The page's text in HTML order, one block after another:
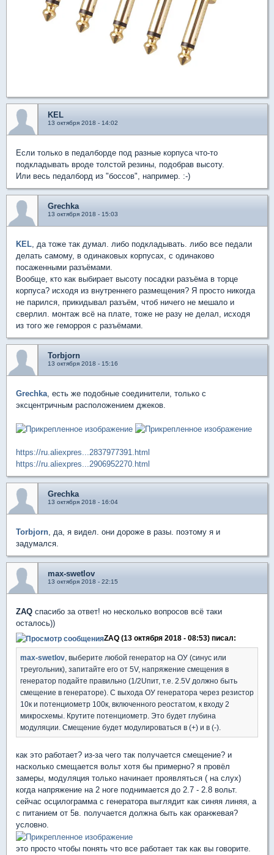
KEL
13 октября 2018 - 14:02
Если только в педалборде под разные корпуса что-то
подкладывать вроде толстой резины, подобрав высоту.
Или весь педалборд из "боссов", например. :-)
Grechka
13 октября 2018 - 15:03
KEL , да тоже так думал. либо подкладывать. либо все педали
делать самому, в одинаковых корпусах, с одинаково
посаженными разъёмами.
Вообще, кто как выбирает высоту посадки разъёма в торце
корпуса? исходя из внутреннего размещения? Я просто никогда
не парился, прикидывал разъём, чтоб ничего не мешало и
сверлил. монтаж всё на плате, тоже не разу не делал, исходя
из того же геморроя с разъёмами.
Torbjorn
13 октября 2018 - 15:16
Grechka , есть же подобные соединители, только с
эксцентричным расположением джеков.
https://ru.aliexpres...2837977391.html
https://ru.aliexpres...2906952270.html
Grechka
13 октября 2018 - 16:04
Torbjorn , да, я видел. они дороже в разы. поэтому я и
задумался.
max-swetlov
13 октября 2018 - 22:15
ZAQ спасибо за ответ! но несколько вопросов всё таки
осталось))
ZAQ (13 октября 2018 - 08:53) писал:
max-swetlov , выберите любой генератор на ОУ (синус или
треугольник), запитайте его от 5V, напряжение смещения в
генератор подайте правильно (1/2Uпит, т.е. 2.5V должно быть
смещение в генераторе). С выхода ОУ генератора через резистор
10к и потенциометр 100к, включенного реостатом, к входу 2
микросхемы. Крутите потенциометр. Это будет глубина
модуляции. Смещение будет модулироваться в (+) и в (-).
как это работает? из-за чего так получается смещение? и
насколько смещается вольт хотя бы примерно? я провёл
замеры, модуляция только начинает проявляться ( на слух)
когда напряжение на 2 ноге поднимается до 2.7 - 2.8 вольт.
сейчас осцилограмма с генератора выглядит как синяя линяя, а
с питанием от 5в. получается должна быть как оранжевая?
условно.
это просто чтобы понять что все работает так как вы говорите.